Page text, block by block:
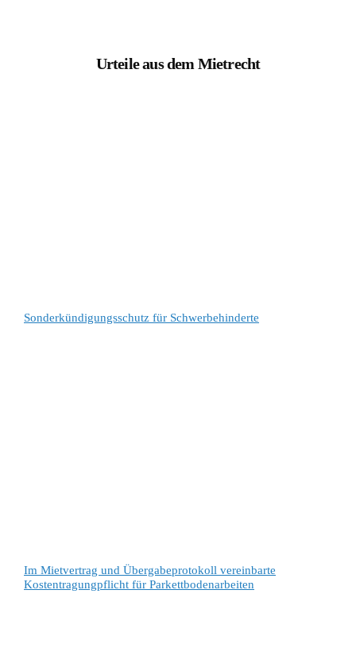
Urteile aus dem Mietrecht
Sonderkündigungsschutz für Schwerbehinderte
Im Mietvertrag und Übergabeprotokoll vereinbarte
Kostentragungpflicht für Parkettbodenarbeiten